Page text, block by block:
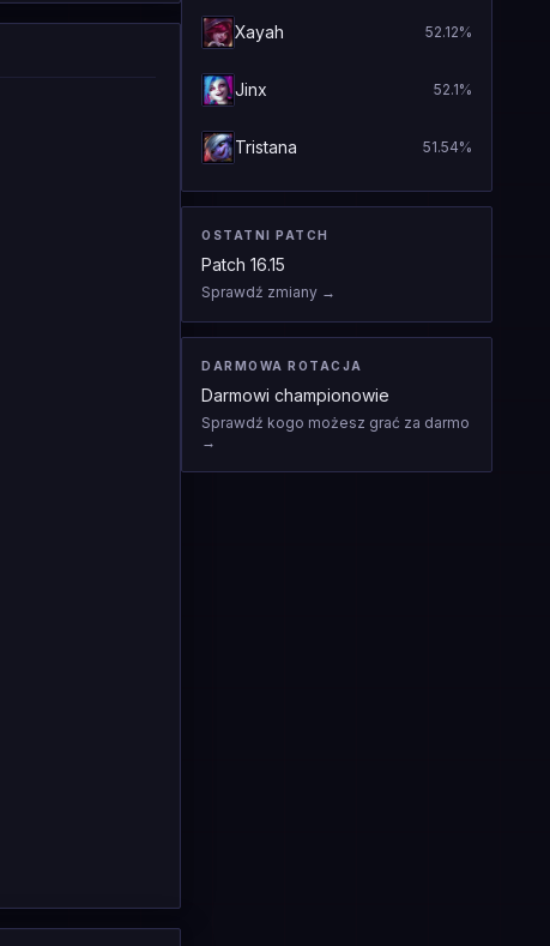
Xayah 52.12%
Jinx 52.1%
Tristana 51.54%
OSTATNI PATCH
Patch 16.15
Sprawdź zmiany →
DARMOWA ROTACJA
Darmowi championowie
Sprawdź kogo możesz grać za darmo
→